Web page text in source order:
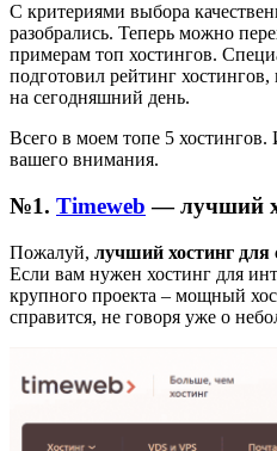
С критериями выбора
разобрались. Теперь можно
примерам топ хостингов.
подготовил рейтинг
на сегодняшний день.
Всего в моем топе 5
вашего внимания.
№1. Timeweb — лучший
Пожалуй, лучший хостинг для
Если вам нужен хостинг для
крупного проекта – мощный
справится, не говоря уже о